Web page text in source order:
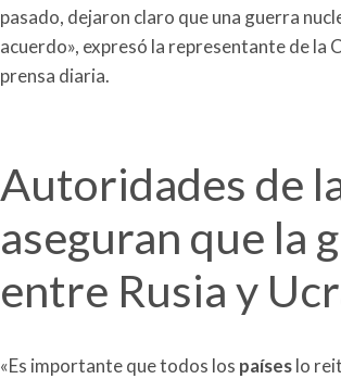
pasado, dejaron claro que una guerra
acuerdo», expresó la representante de la
prensa diaria.
Autoridades de
aseguran que la
entre Rusia y
«Es importante que todos los paíseslo